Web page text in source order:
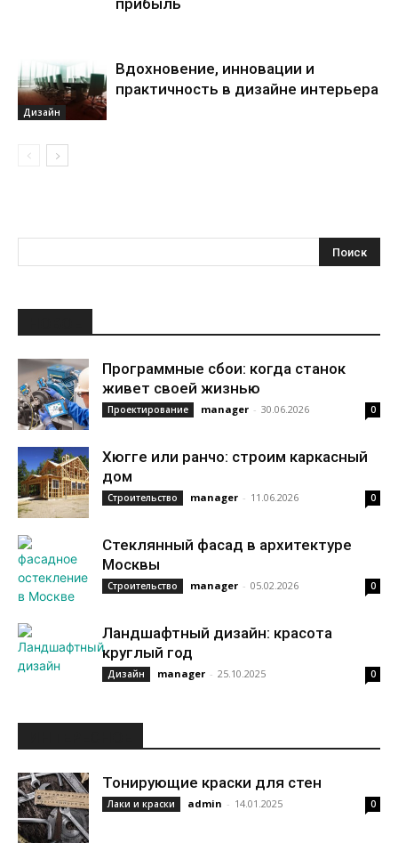
прибыль
Дизайн
Вдохновение, инновации и
практичность в дизайне интерьера
Программные сбои: когда станок
живет своей жизнью
Проектирование manager - 30.06.2026 0
Хюгге или ранчо: строим каркасный
дом
Строительство manager - 11.06.2026 0
Стеклянный фасад в архитектуре
Москвы
Строительство manager - 05.02.2026 0
Ландшафтный дизайн: красота
круглый год
Дизайн manager - 25.10.2025 0
Тонирующие краски для стен
Лаки и краски admin - 14.01.2025 0